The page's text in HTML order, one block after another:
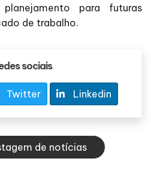
para futuras
de trabalho.
sociais
Twitter Linkedin
de notícias